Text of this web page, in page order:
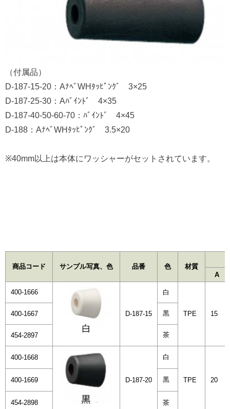
（付属品）
D-187-15-20：AﾅﾍﾞWHﾀｯﾋﾟﾝｸﾞ 3×25
D-187-25-30：Aﾊﾞｲﾝﾄﾞ 4×35
D-187-40-50-60-70：ﾊﾞｲﾝﾄﾞ 4×45
D-188：AﾅﾍﾞWHﾀｯﾋﾟﾝｸﾞ 3.5×20
※40mm以上は本体にワッシャーがセットされています。
商品コード サンプル写真、色 品番 色
材質
A
400-1666
D-187-15
白
TPE 15
400-1667 黒
454-2897 茶
400-1668
D-187-20
白
TPE 20
400-1669 黒
454-2898 茶